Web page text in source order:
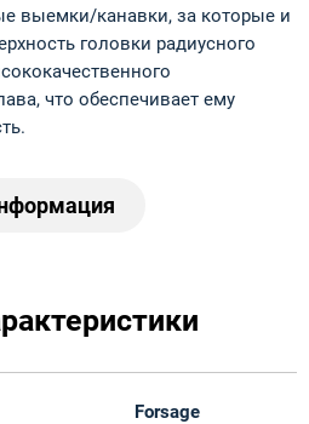
выемки/канавки, за которые и
головки радиусного
что обеспечивает ему
Forsage